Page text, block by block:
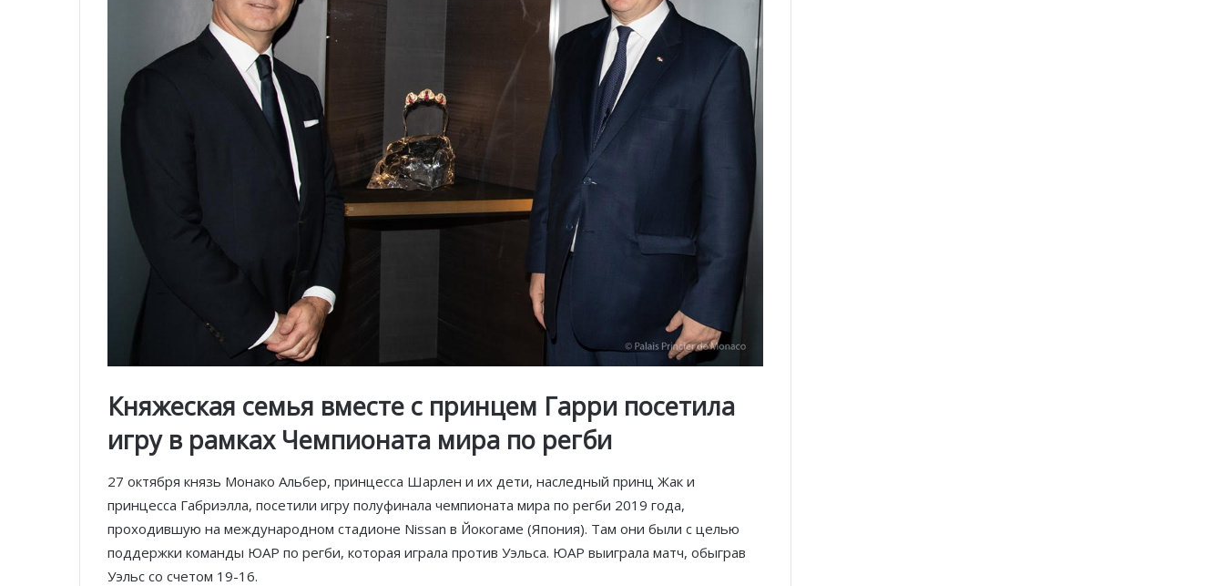
Княжеская семья вместе с принцем Гарри посетила
игру в рамках Чемпионата мира по регби
27 октября князь Монако Альбер, принцесса Шарлен и их дети, наследный принц Жак и
принцесса Габриэлла, посетили игру полуфинала чемпионата мира по регби 2019 года,
проходившую на международном стадионе Nissan в Йокогаме (Япония). Там они были с целью
поддержки команды ЮАР по регби, которая играла против Уэльса. ЮАР выиграла матч, обыграв
Уэльс со счетом 19-16.